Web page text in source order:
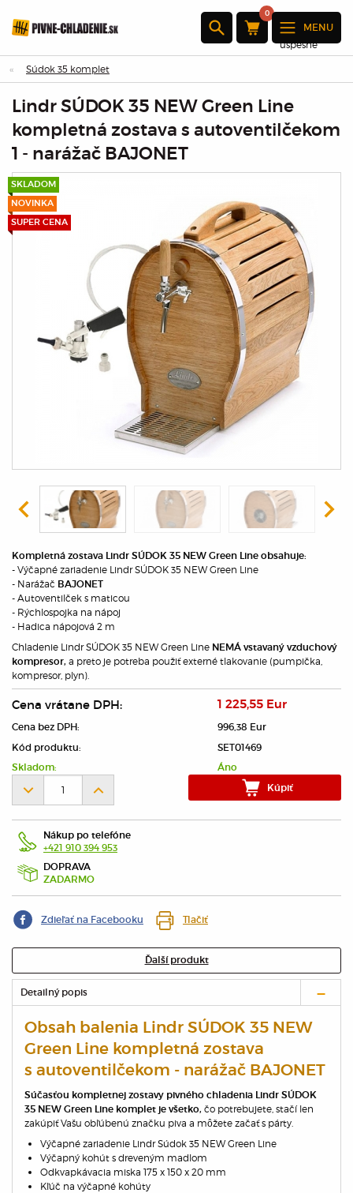
0
Produkt bol
úspešne
pridaný do
×
Množstvo :
Pokračovať
v nákupe
pokladni
MENU
Súdok 35 komplet
Lindr SÚDOK 35 NEW Green Line
kompletná zostava s autoventilčekom
1 - narážač BAJONET
SKLADOM
NOVINKA
SUPER CENA
Kompletná zostava Lindr SÚDOK 35 NEW Green Line obsahuje:
- Výčapné zariadenie Lindr SÚDOK 35 NEW Green Line
- Narážač BAJONET
- Autoventilček s maticou
- Rýchlospojka na nápoj
- Hadica nápojová 2 m
Chladenie Lindr SÚDOK 35 NEW Green Line NEMÁ vstavaný vzduchový
kompresor, a preto je potreba použiť externé tlakovanie (pumpička,
kompresor, plyn).
Cena vrátane DPH:
1 225,55 Eur
Cena bez DPH:
996,38 Eur
Kúpiť
Kód produktu: SET01469
Skladom: Áno
Nákup po telefóne
+421 910 394 953
DOPRAVA
ZADARMO
Zdieľať na Facebooku Tlačiť
Ďalší produkt
Detailný popis
Obsah balenia Lindr SÚDOK 35 NEW
Green Line kompletná zostava
s autoventilčekom - narážač BAJONET
Súčasťou kompletnej zostavy pivného chladenia Lindr SÚDOK
35 NEW Green Line komplet je všetko, čo potrebujete, stačí len
zakúpiť Vašu obľúbenú značku piva a môžete začať s párty.
Výčapné zariadenie Lindr Súdok 35 NEW Green Line
Výčapný kohút s dreveným madlom
Odkvapkávacia miska 175 x 150 x 20 mm
Kľúč na výčapné kohúty